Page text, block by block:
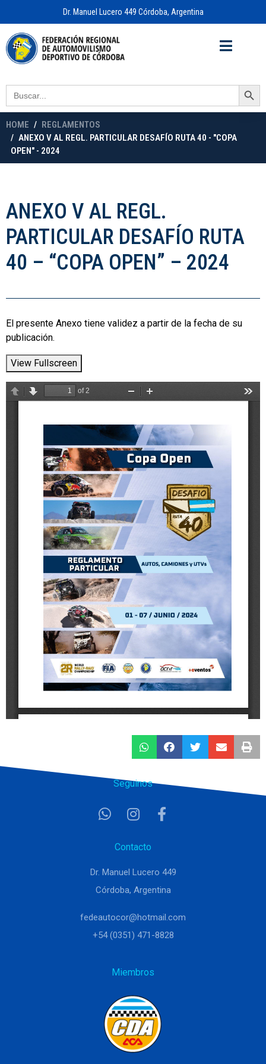
Dr. Manuel Lucero 449 Córdoba, Argentina
Search
for:
Search Button
HOME
REGLAMENTOS
ANEXO V AL REGL. PARTICULAR DESAFÍO RUTA 40 - "COPA
OPEN" - 2024
ANEXO V AL REGL.
PARTICULAR DESAFÍO RUTA
40 – “COPA OPEN” – 2024
El presente Anexo tiene validez a partir de la fecha de su
publicación.
View Fullscreen
Seguinos
Contacto
Dr. Manuel Lucero 449
Córdoba, Argentina
fedeautocor@hotmail.com
+54 (0351) 471-8828
Miembros